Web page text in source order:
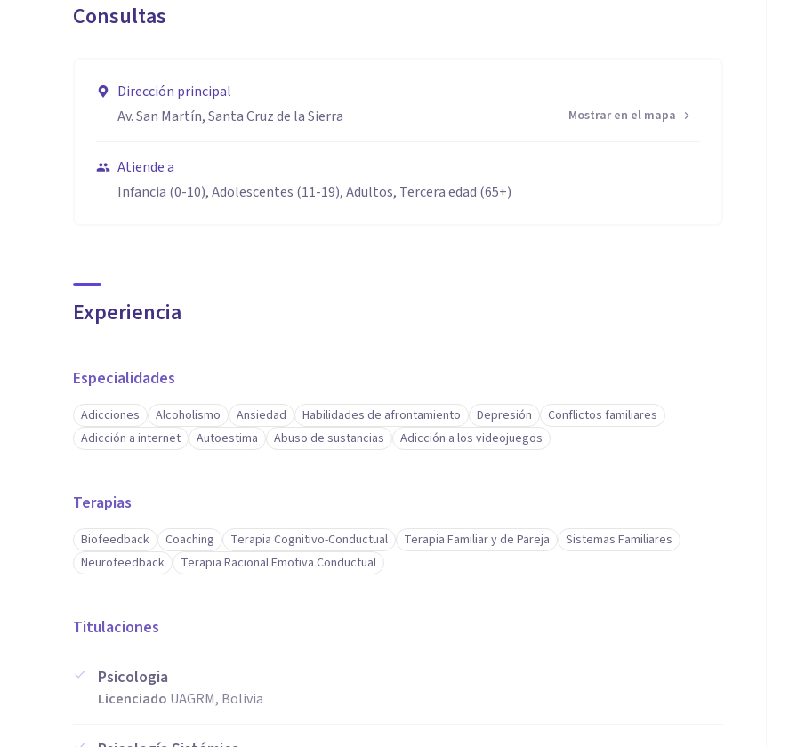
Consultas
Dirección principal
Av. San Martín, Santa Cruz de la Sierra
Mostrar en el mapa
Atiende a
Infancia (0-10), Adolescentes (11-19), Adultos, Tercera edad (65+)
Experiencia
Especialidades
Adicciones Alcoholismo Ansiedad Habilidades de afrontamiento Depresión
Conflictos familiares
Adicción a internet
Autoestima Abuso de sustancias Adicción a los videojuegos
Terapias
Biofeedback Coaching Terapia Cognitivo-Conductual Terapia Familiar y de Pareja
Sistemas Familiares
Neurofeedback
Terapia Racional Emotiva Conductual
Titulaciones
Psicologia
Licenciado UAGRM, Bolivia